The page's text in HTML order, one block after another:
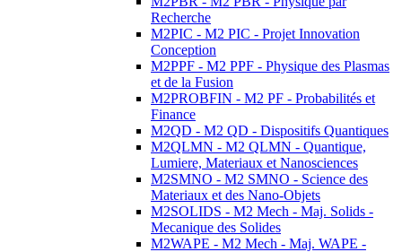
Recherche
M2PIC - M2 PIC - Projet Innovation
Conception
M2PPF - M2 PPF - Physique des Plasmas
et de la Fusion
M2PROBFIN - M2 PF - Probabilités et
Finance
M2QD - M2 QD - Dispositifs Quantiques
M2QLMN - M2 QLMN - Quantique,
Lumiere, Materiaux et Nanosciences
M2SMNO - M2 SMNO - Science des
Materiaux et des Nano-Objets
M2SOLIDS - M2 Mech - Maj. Solids -
Mecanique des Solides
M2WAPE - M2 Mech - Maj. WAPE -